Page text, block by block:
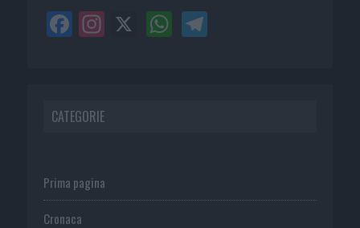
CATEGORIE
Prima pagina
Cronaca